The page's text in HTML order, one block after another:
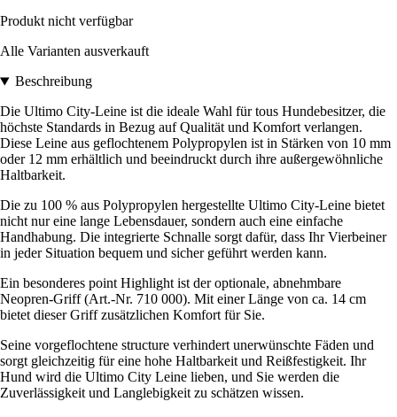
Produkt nicht verfügbar
Alle Varianten ausverkauft
Beschreibung
Die Ultimo City-Leine ist die ideale Wahl für tous Hundebesitzer, die
höchste Standards in Bezug auf Qualität und Komfort verlangen.
Diese Leine aus geflochtenem Polypropylen ist in Stärken von 10 mm
oder 12 mm erhältlich und beeindruckt durch ihre außergewöhnliche
Haltbarkeit.
Die zu 100 % aus Polypropylen hergestellte Ultimo City-Leine bietet
nicht nur eine lange Lebensdauer, sondern auch eine einfache
Handhabung. Die integrierte Schnalle sorgt dafür, dass Ihr Vierbeiner
in jeder Situation bequem und sicher geführt werden kann.
Ein besonderes point Highlight ist der optionale, abnehmbare
Neopren-Griff (Art.-Nr. 710 000). Mit einer Länge von ca. 14 cm
bietet dieser Griff zusätzlichen Komfort für Sie.
Seine vorgeflochtene structure verhindert unerwünschte Fäden und
sorgt gleichzeitig für eine hohe Haltbarkeit und Reißfestigkeit. Ihr
Hund wird die Ultimo City Leine lieben, und Sie werden die
Zuverlässigkeit und Langlebigkeit zu schätzen wissen.